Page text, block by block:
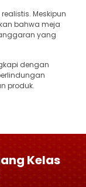
Meskipun
bahwa meja
yang
dengan
produk.
Kelas